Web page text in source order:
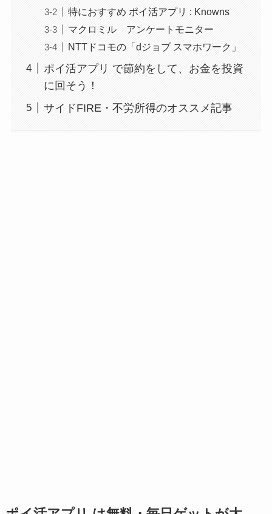
特におすすめ ポイ活アプリ : Knowns
マクロミル アンケートモニター
NTTドコモの「dジョブ スマホワーク」
ポイ活アプリ で節約をして、お金を投資
に回そう！
サイドFIRE・不労所得のオススメ記事